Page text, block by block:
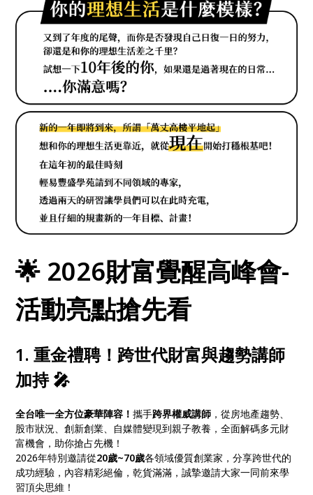
🌟 2026財富覺醒高峰會-
活動亮點搶先看
1. 重金禮聘！跨世代財富與趨勢講師
加持 🎤
全台唯一全方位豪華陣容！攜手跨界權威講師 ，從房地產趨勢、
股市狀況、創新創業、自媒體變現到親子教養，全面解碼多元財
富機會，助你搶占先機！
2026年特別邀請從20歲~70歲各領域優質創業家，分享跨世代的
成功經驗，內容精彩絕倫，乾貨滿滿，誠摯邀請大家一同前來學
習頂尖思維！